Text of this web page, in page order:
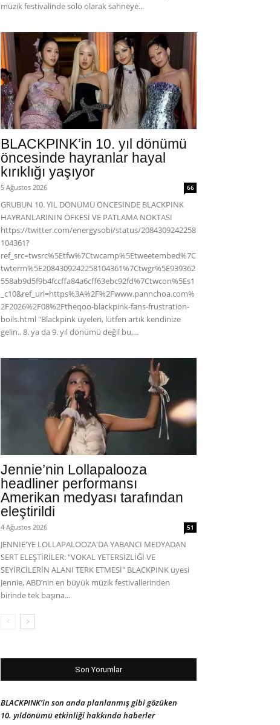
müzik festivalinde solo olarak sahneye...
BLACKPINK’in 10. yıl dönümü
öncesinde hayranlar hayal
kırıklığı yaşıyor
5 Ağustos 2026 66
GRUBUN 10. YIL DÖNÜMÜ ÖNCESİNDE BLACKPINK
HAYRANLARININ ÖFKESİ VE PATLAMA NOKTASI
https://twitter.com/energysobi/status/2084309242258
104361?
ref_src=twsrc%5Etfw%7Ctwcamp%5Etweetembed%7C
twterm%5E2084309242258104361%7Ctwgr%5E939362
558ab9d5f9b4fccffa84a6cff63ebc92fd%7Ctwcon%5Es1
_c10&ref_url=https%3A%2F%2Fwww.pannchoa.com%
2F2026%2F08%2Ftheqoo-blackpink-fans-frustration-
boils.html "Blackpink üyeleri, lütfen artık kendinize
gelin.. 8. ya da 9. yıl dönümü değil bu,...
Jennie’nin Lollapalooza
headliner performansı
Amerikan medyası tarafından
eleştirildi
4 Ağustos 2026 51
JENNIE'YE LOLLAPALOOZA'DA YABANCI MEDYADAN
SERT ELEŞTİRİLER: "VOKAL YETERSİZLİĞİ VE
SEYİRCİLERİN ALANI TERK ETMESİ" BLACKPINK üyesi
Jennie, ABD’nin en büyük müzik festivallerinden
birinde tek başına...
Son Yorumlar
BLACKPINK’in son anda planlanmış gibi gözüken
10. yıldönümü etkinliği hakkında haberler